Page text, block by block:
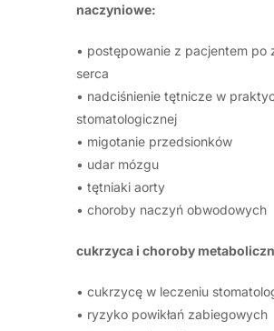
naczyniowe:
• postępowanie z pacjentem po
serca
• nadciśnienie tętnicze w
stomatologicznej
• migotanie przedsionków
• udar mózgu
• tętniaki aorty
• choroby naczyń obwodowych
cukrzyca i choroby
• cukrzycę w leczeniu
• ryzyko powikłań zabiegowych